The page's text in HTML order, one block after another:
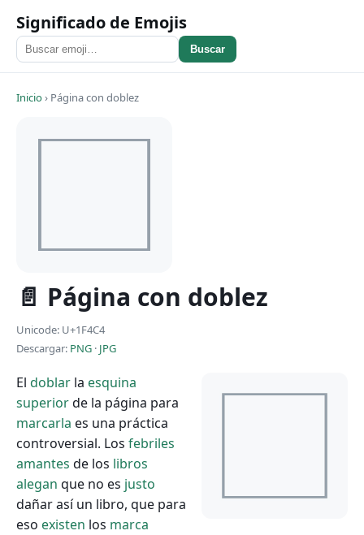
Significado de Emojis
Buscar
Inicio› Página con doblez
📄 Página con doblez
Unicode: U+1F4C4
Descargar: PNG · JPG
El doblar la esquina
superiorde la página para
marcarla es una práctica
controversial. Los febriles
amantes de los libros
alegan que no es justo
dañar así un libro, que para
eso existen los marca